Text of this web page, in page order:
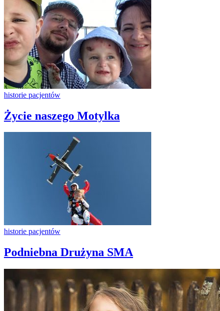
historie pacjentów
Życie naszego Motylka
historie pacjentów
Podniebna Drużyna SMA